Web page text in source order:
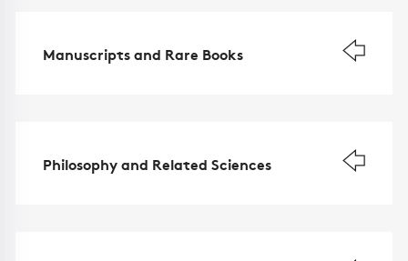
Manuscripts and Rare Books
Philosophy and Related Sciences